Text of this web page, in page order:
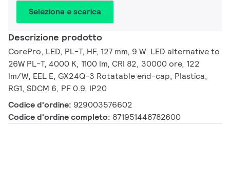
Seleziona e scarica
Descrizione prodotto
CorePro, LED, PL-T, HF, 127 mm, 9 W, LED alternative to
26W PL-T, 4000 K, 1100 lm, CRI 82, 30000 ore, 122
lm/W, EEL E, GX24Q-3 Rotatable end-cap, Plastica,
RG1, SDCM 6, PF 0.9, IP20
Codice d'ordine: 929003576602
Codice d'ordine completo: 871951448782600